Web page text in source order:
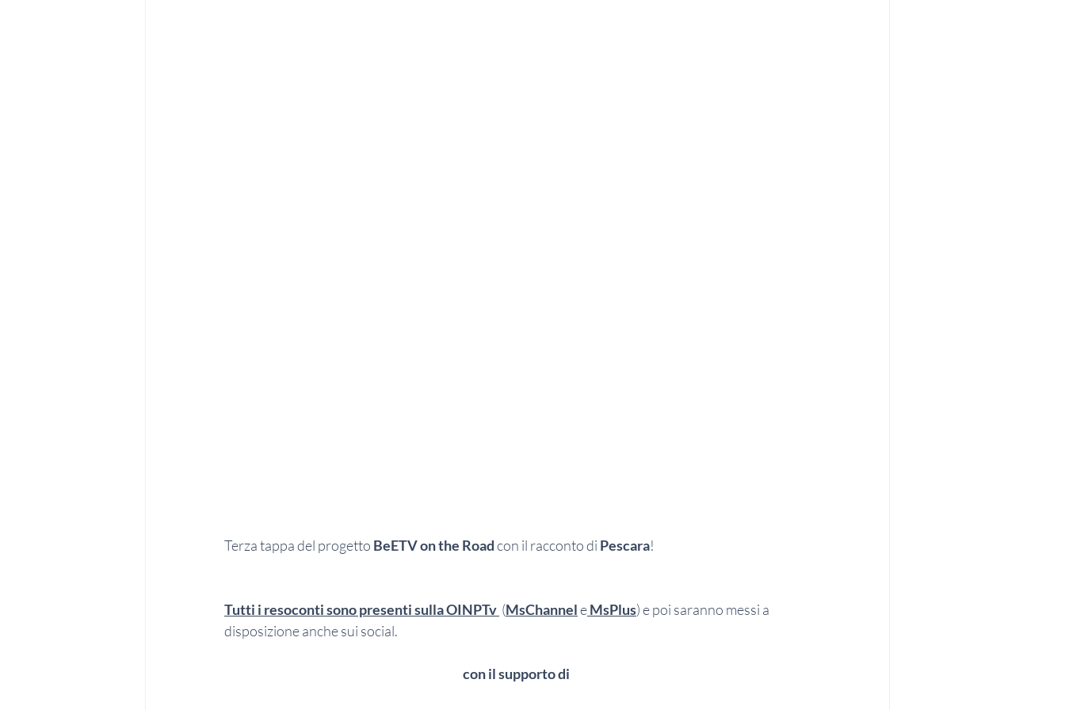
Terza tappa del progetto BeETV on the Road con il racconto di Pescara!
Tutti i resoconti sono presenti sulla OINPTv (MsChannel e MsPlus) e poi saranno messi a
disposizione anche sui social.
con il supporto di